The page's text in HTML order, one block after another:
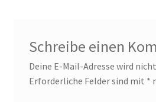
Schreibe einen
Deine E-Mail-Adresse wird
Erforderliche Felder sind mit *